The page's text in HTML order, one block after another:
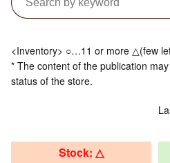
<Inventory> ○…11 or more △(few
* The content of the publication
status of the store.
Stock: △